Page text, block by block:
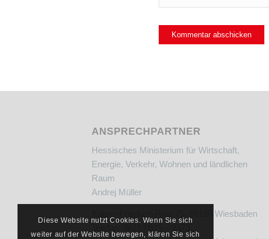
ANSPRECHPARTNER
Hessisches Ministerium für Wirtschaft,
Energie, Verkehr, Wohnen und ländlichen
Raum
Andrej Müller
Kaiser-Friedrich-Ring 75, 65185 Wiesbaden
Diese Website nutzt Cookies. Wenn Sie sich
weiter auf der Website bewegen, klären Sie sich